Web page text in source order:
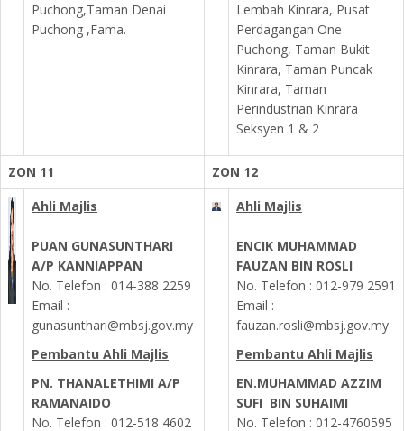
Puchong,Taman Denai
Puchong ,Fama.
Lembah Kinrara, Pusat
Perdagangan One
Puchong, Taman Bukit
Kinrara, Taman Puncak
Kinrara, Taman
Perindustrian Kinrara
Seksyen 1 & 2
ZON 11
ZON 12
Ahli Majlis
PUAN GUNASUNTHARI
A/P KANNIAPPAN
No. Telefon : 014-388 2259
Email :
gunasunthari@mbsj.gov.my
Pembantu Ahli Majlis
PN. THANALETHIMI A/P
RAMANAIDO
No. Telefon : 012-518 4602
Ahli Majlis
ENCIK MUHAMMAD
FAUZAN BIN ROSLI
No. Telefon : 012-979 2591
Email :
fauzan.rosli@mbsj.gov.my
Pembantu Ahli Majlis
EN.MUHAMMAD AZZIM
SUFI BIN SUHAIMI
No. Telefon : 012-4760595